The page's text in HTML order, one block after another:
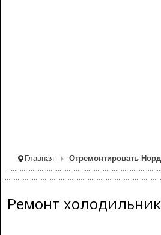
Главная Отремонтировать Норд
Ремонт